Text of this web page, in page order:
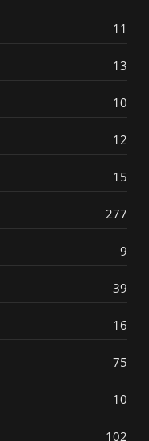
11
13
10
12
15
277
9
39
16
75
10
102